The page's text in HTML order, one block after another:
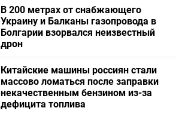
В 200 метрах от снабжающего
Украину и Балканы газопровода в
Болгарии взорвался неизвестный
дрон
Китайские машины россиян стали
массово ломаться после заправки
некачественным бензином из-за
дефицита топлива